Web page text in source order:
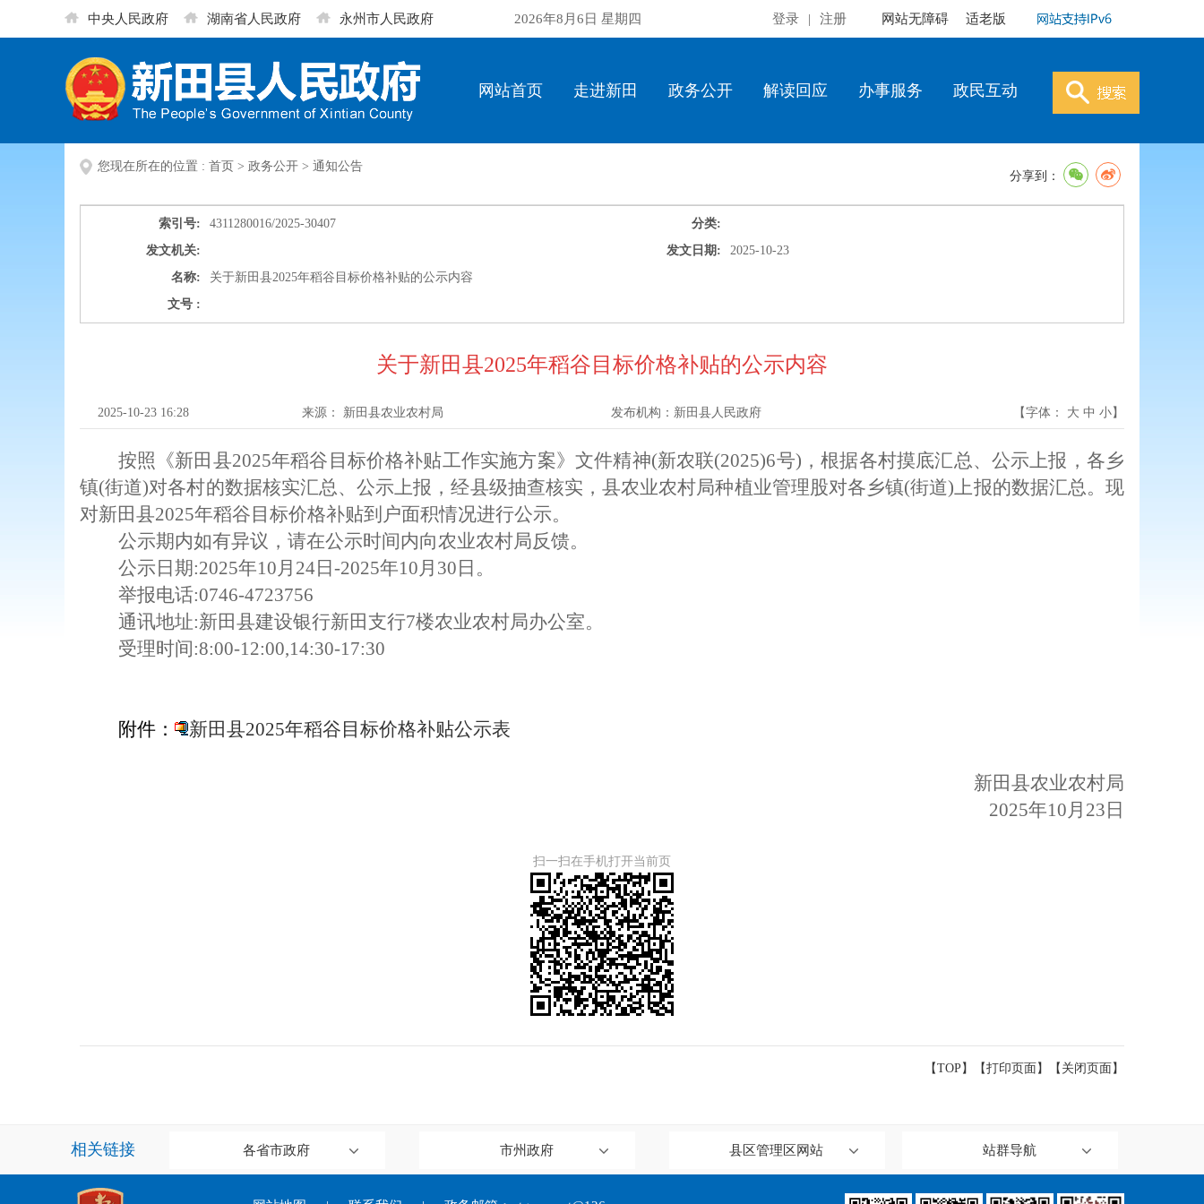
中央人民政府 湖南省人民政府 永州市人民政府 2026年8月6日 星期四 网站无障碍 适老版
登录 | 注册
网站首页 走进新田 政务公开 解读回应 办事服务 政民互动
您现在所在的位置 : 首页 > 政务公开 > 通知公告
分享到：
索引号: 4311280016/2025-30407
分类:
发文机关:
发文日期:
2025-10-23
名称:
关于新田县2025年稻谷目标价格补贴的公示内容
文号 :
关于新田县2025年稻谷目标价格补贴的公示内容
2025-10-23 16:28 来源： 新田县农业农村局 发布机构： 新田县人民政府 【字体： 大 中 小】
按照《新田县2025年稻谷目标价格补贴工作实施方案》文件精神(新农联(2025)6号)，根据各村摸底汇总、公示上报，各乡
镇(街道)对各村的数据核实汇总、公示上报，经县级抽查核实，县农业农村局种植业管理股对各乡镇(街道)上报的数据汇总。 现
对新田县2025年稻谷目标价格补贴到户面积情况进行公示。
公示期内如有异议，请在公示时间内向农业农村局反馈。
公示日期:2025年10月24日-2025年10月30日。
举报电话:0746-4723756
通讯地址:新田县建设银行新田支行7楼农业农村局办公室。
受理时间:8:00-12:00,14:30-17:30
附件： 新田县2025年稻谷目标价格补贴公示表
新田县农业农村局
2025年10月23日
扫一扫在手机打开当前页
【TOP】 【打印页面 】【 关闭页面 】
相关链接 各省市政府 市州政府 县区管理区网站 站群导航